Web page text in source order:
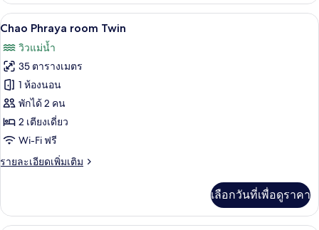
กับ
Chao
room
King
เปิด
ภาพถ่าย
ทั้งหมด
ของ
Chao
Phraya
room
Chao Phraya room Twin | เครื่องน
5
Chao Phraya room Twin
วิวแม่น้ำ
35 ตารางเมตร
1 ห้องนอน
พักได้ 2 คน
2 เตียงเดี่ยว
Wi-Fi ฟรี
รายละเอียดเพิ่มเติม
ราย
เกี่ยว
กับ
เลือกวันที่เพื่อดูราคา